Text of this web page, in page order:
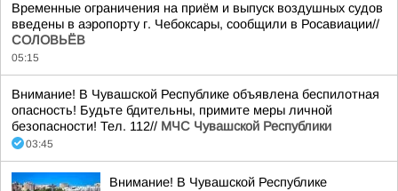
Временные ограничения на приём и выпуск воздушных судов
введены в аэропорту г. Чебоксары, сообщили в Росавиации//
СОЛОВЬЁВ
05:15
Внимание! В Чувашской Республике объявлена беспилотная
опасность! Будьте бдительны, примите меры личной
безопасности! Тел. 112// МЧС Чувашской Республики
03:45
Внимание! В Чувашской Республике